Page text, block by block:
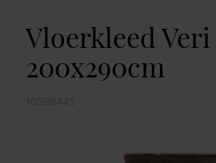
Vloerkleed
200x290cm